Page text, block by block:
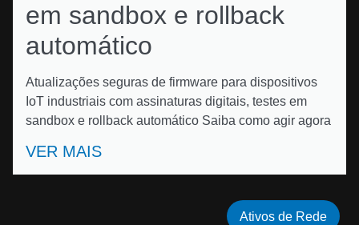
em sandbox e rollback
automático
Atualizações seguras de firmware para dispositivos
IoT industriais com assinaturas digitais, testes em
sandbox e rollback automático Saiba como agir agora
VER MAIS
Ativos de Rede